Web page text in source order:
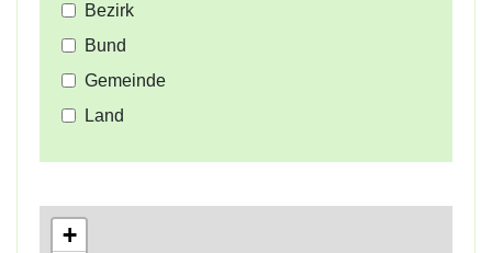
+
Bezirk
Bund
Gemeinde
Land